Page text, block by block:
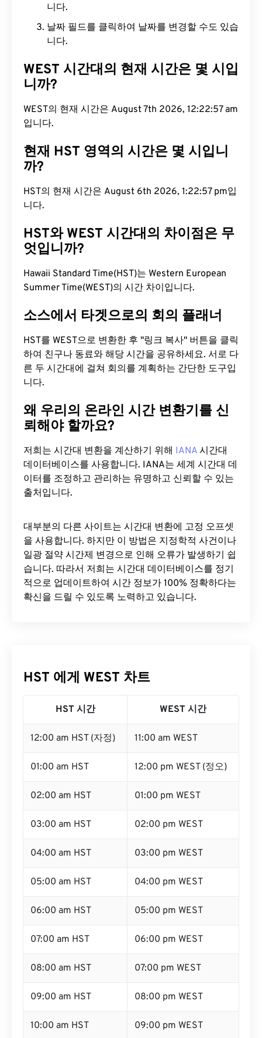
니다.
날짜 필드를 클릭하여 날짜를 변경할 수도 있습
니다.
WEST 시간대의 현재 시간은 몇 시입
니까?
WEST의 현재 시간은 August 7th 2026, 12:22:58
am입니다.
현재 HST 영역의 시간은 몇 시입니
까?
HST의 현재 시간은 August 6th 2026, 1:22:58 pm입
니다.
HST와 WEST 시간대의 차이점은 무
엇입니까?
Hawaii Standard Time(HST)는 Western European
Summer Time(WEST)의 시간 차이입니다.
소스에서 타겟으로의 회의 플래너
HST를 WEST으로 변환한 후 "링크 복사" 버튼을 클릭
하여 친구나 동료와 해당 시간을 공유하세요. 서로 다
른 두 시간대에 걸쳐 회의를 계획하는 간단한 도구입
니다.
왜 우리의 온라인 시간 변환기를 신
뢰해야 할까요?
저희는 시간대 변환을 계산하기 위해 IANA 시간대
데이터베이스를 사용합니다. IANA는 세계 시간대 데
이터를 조정하고 관리하는 유명하고 신뢰할 수 있는
출처입니다.
대부분의 다른 사이트는 시간대 변환에 ​​고정 오프셋
을 사용합니다. 하지만 이 방법은 지정학적 사건이나
일광 절약 시간제 변경으로 인해 오류가 발생하기 쉽
습니다. 따라서 저희는 시간대 데이터베이스를 정기
적으로 업데이트하여 시간 정보가 100% 정확하다는
확신을 드릴 수 있도록 노력하고 있습니다.
HST 에게 WEST 차트
HST 시간 WEST 시간
12:00 am HST (자정) 11:00 am WEST
01:00 am HST 12:00 pm WEST (정오)
02:00 am HST 01:00 pm WEST
03:00 am HST 02:00 pm WEST
04:00 am HST 03:00 pm WEST
05:00 am HST 04:00 pm WEST
06:00 am HST 05:00 pm WEST
07:00 am HST 06:00 pm WEST
08:00 am HST 07:00 pm WEST
09:00 am HST 08:00 pm WEST
10:00 am HST 09:00 pm WEST